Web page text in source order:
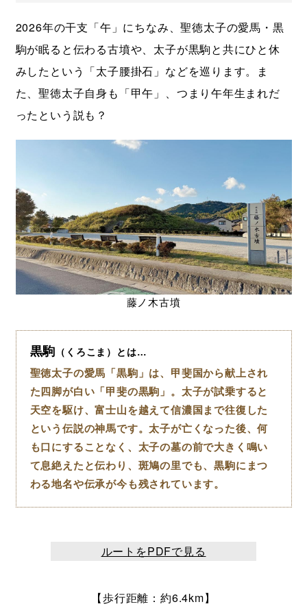
2026年の干支「午」にちなみ、聖徳太子の愛馬・黒
駒が眠ると伝わる古墳や、太子が黒駒と共にひと休
みしたという「太子腰掛石」などを巡ります。ま
た、聖徳太子自身も「甲午」、つまり午年生まれだ
ったという説も？
藤ノ木古墳
黒駒 （くろこま）とは…
聖徳太子の愛馬「黒駒」は、甲斐国から献上され
た四脚が白い「甲斐の黒駒」。太子が試乗すると
天空を駆け、富士山を越えて信濃国まで往復した
という伝説の神馬です。太子が亡くなった後、何
も口にすることなく、太子の墓の前で大きく鳴い
て息絶えたと伝わり、斑鳩の里でも、黒駒にまつ
わる地名や伝承が今も残されています。
ルートをPDFで見る
【歩行距離：約6.4km】